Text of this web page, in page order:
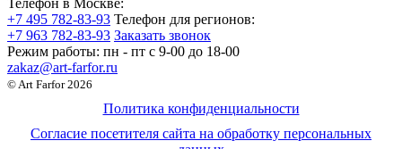
+7 495 782-83-93 Телефон для регионов:
+7 963 782-83-93 Заказать звонок
Режим работы: пн - пт c 9-00 до 18-00
zakaz@art-farfor.ru
© Art Farfor 2026
Политика конфиденциальности
Согласие посетителя сайта на обработку персональных